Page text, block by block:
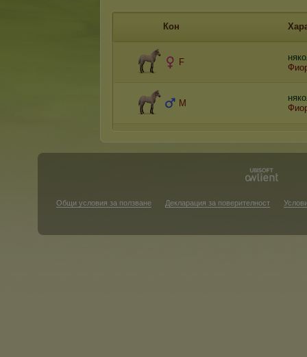
Кон
F
M
Общи условия за ползване Декларация за поверителност